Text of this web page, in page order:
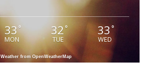
33°
MON
32°
TUE
33°
WED
Weather from OpenWeatherMap